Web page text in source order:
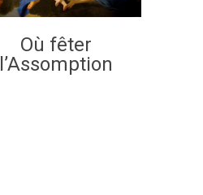
Où fêter
l’Assomption